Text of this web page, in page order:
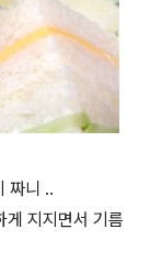
짜니 ..
게 지지면서 기름